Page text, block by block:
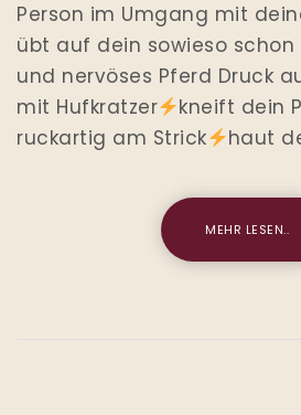
Person im Umgang mit
übt auf dein sowieso
und nervöses Pferd Druck
mit Hufkratzer
kneift dein
ruckartig am Strick
haut
MEHR LESEN..